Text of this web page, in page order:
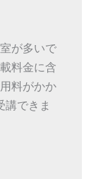
が多いで
料金に含
料がかか
講できま